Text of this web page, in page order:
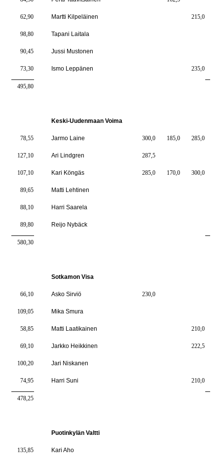
62,90 Martti Kilpeläinen 215,0
98,80 Tapani Laitala
90,45 Jussi Mustonen
73,30 Ismo Leppänen 235,0
495,80
Keski-Uudenmaan Voima
78,55 Jarmo Laine 300,0 185,0 285,0
127,10 Ari Lindgren 287,5
107,10 Kari Köngäs 285,0 170,0 300,0
89,65 Matti Lehtinen
88,10 Harri Saarela
89,80 Reijo Nybäck
580,30
Sotkamon Visa
66,10 Asko Sirviö 230,0
109,05 Mika Smura
58,85 Matti Laatikainen 210,0
69,10 Jarkko Heikkinen 222,5
100,20 Jari Niskanen
74,95 Harri Suni 210,0
478,25
Puotinkylän Valtti
135,85 Kari Aho